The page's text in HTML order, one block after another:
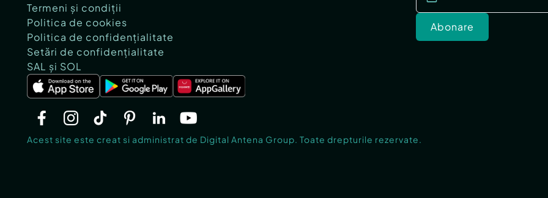
Termeni și condiții
Politica de cookies
Politica de confidențialitate
Setări de confidențialitate
SAL și SOL
Abonare
Acest site este creat si administrat de Digital Antena Group. Toate drepturile rezervate.